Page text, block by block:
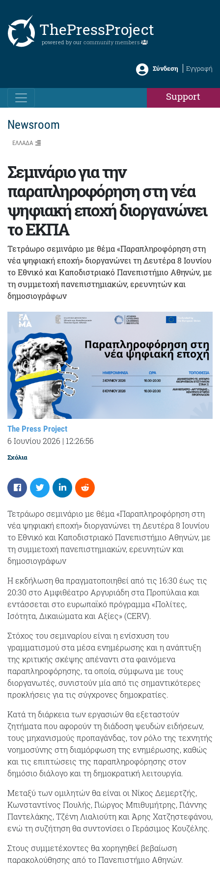
ThePressProject
powered by our community members
Σύνδεση Εγγραφή
Support
Newsroom
ΕΛΛΑΔΑ
Σεμινάριο για την
παραπληροφόρηση στη νέα
ψηφιακή εποχή διοργανώνει
το ΕΚΠΑ
Τετράωρο σεμινάριο με θέμα «Παραπληροφόρηση στη
νέα ψηφιακή εποχή» διοργανώνει τη Δευτέρα 8 Ιουνίου
το Εθνικό και Καποδιστριακό Πανεπιστήμιο Αθηνών, με
τη συμμετοχή πανεπιστημιακών, ερευνητών και
δημοσιογράφων
The Press Project
6 Ιουνίου 2026 | 12:26:56
Σχόλια
Τετράωρο σεμινάριο με θέμα «Παραπληροφόρηση στη
νέα ψηφιακή εποχή» διοργανώνει τη Δευτέρα 8 Ιουνίου
το Εθνικό και Καποδιστριακό Πανεπιστήμιο Αθηνών, με
τη συμμετοχή πανεπιστημιακών, ερευνητών και
δημοσιογράφων
Η εκδήλωση θα πραγματοποιηθεί από τις 16:30 έως τις
20:30 στο Αμφιθέατρο Αργυριάδη στα Προπύλαια και
εντάσσεται στο ευρωπαϊκό πρόγραμμα «Πολίτες,
Ισότητα, Δικαιώματα και Αξίες» (CERV).
Στόχος του σεμιναρίου είναι η ενίσχυση του
γραμματισμού στα μέσα ενημέρωσης και η ανάπτυξη
της κριτικής σκέψης απέναντι στα φαινόμενα
παραπληροφόρησης, τα οποία, σύμφωνα με τους
διοργανωτές, συνιστούν μία από τις σημαντικότερες
προκλήσεις για τις σύγχρονες δημοκρατίες.
Κατά τη διάρκεια των εργασιών θα εξεταστούν
ζητήματα που αφορούν τη διάδοση ψευδών ειδήσεων,
τους μηχανισμούς προπαγάνδας, τον ρόλο της τεχνητής
νοημοσύνης στη διαμόρφωση της ενημέρωσης, καθώς
και τις επιπτώσεις της παραπληροφόρησης στον
δημόσιο διάλογο και τη δημοκρατική λειτουργία.
Μεταξύ των ομιλητών θα είναι οι Νίκος Δεμερτζής,
Κωνσταντίνος Πουλής, Γιώργος Μπιθυμήτρης, Γιάννης
Παντελάκης, Τζένη Λιαλιούτη και Άρης Χατζηστεφάνου,
ενώ τη συζήτηση θα συντονίσει ο Γεράσιμος Κουζέλης.
Στους συμμετέχοντες θα χορηγηθεί βεβαίωση
παρακολούθησης από το Πανεπιστήμιο Αθηνών.